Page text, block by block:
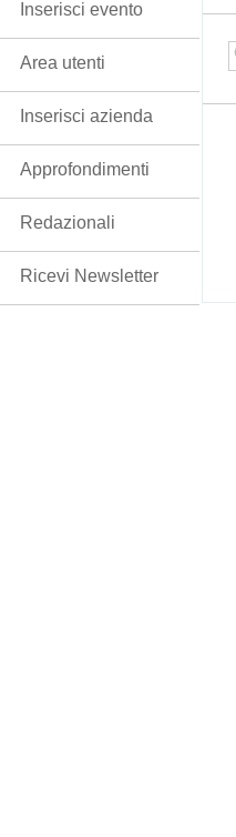
Inserisci evento
Area utenti
Inserisci azienda
Approfondimenti
Redazionali
Ricevi Newsletter